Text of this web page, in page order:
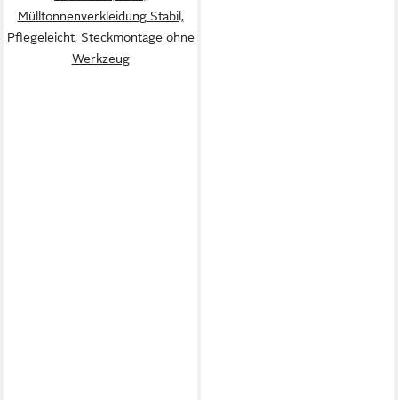
Mülltonnenverkleidung Stabil,
Pflegeleicht, Steckmontage ohne
Werkzeug